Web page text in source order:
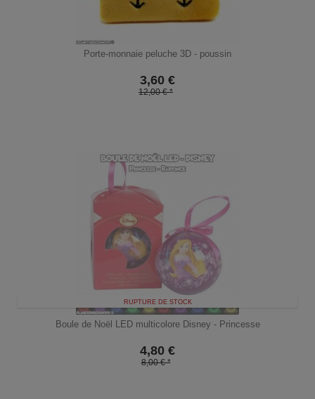
Porte-monnaie peluche 3D - poussin
3,60 €
12,00 € *
RUPTURE DE STOCK
Boule de Noël LED multicolore Disney - Princesse
4,80 €
8,00 € *